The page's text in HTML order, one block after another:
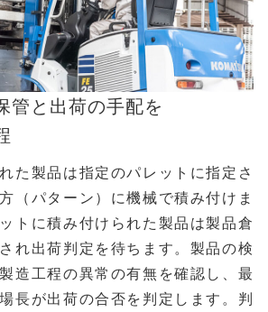
管と出荷の手配を
た製品は指定のパレットに指定さ
（パターン）に機械で積み付けま
トに積み付けられた製品は製品倉
れ出荷判定を待ちます。製品の検
造工程の異常の有無を確認し、最
長が出荷の合否を判定します。判